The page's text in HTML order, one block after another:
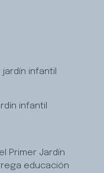
infantil
Primer Jardín
educación